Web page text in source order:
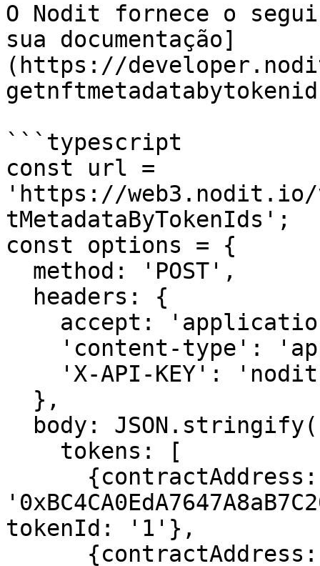
O Nodit fornece o
sua documentação]
(https://
```typescript
const url =
'https://
tMetadataByTokenIds';
const options = {
tokenId: '1'},